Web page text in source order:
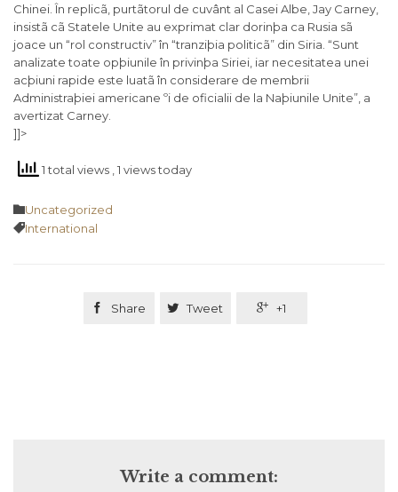
Chinei. În replicã, purtãtorul de cuvânt al Casei Albe, Jay Carney,
insistã cã Statele Unite au exprimat clar dorinþa ca Rusia sã
joace un “rol constructiv” în “tranziþia politicã” din Siria. “Sunt
analizate toate opþiunile în privinþa Siriei, iar necesitatea unei
acþiuni rapide este luatã în considerare de membrii
Administraþiei americane ºi de oficialii de la Naþiunile Unite”, a
avertizat Carney.
]]>
1 total views , 1 views today
Category
Uncategorized
Tags
International
 Share  Tweet  +1
Write a comment: